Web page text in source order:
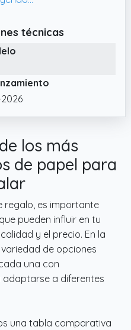
otros regalos de
43 cm de ancho
de regalo es
tus regalos y su
todas las miradas.
rollos de
con una
regalo azul.
de regalo de
y ecológico.
garantizando así un
técnicas
los más
de papel para
regalo, es importante
pueden influir en tu
y el precio. En la
de opciones
una con
a diferentes
una tabla comparativa